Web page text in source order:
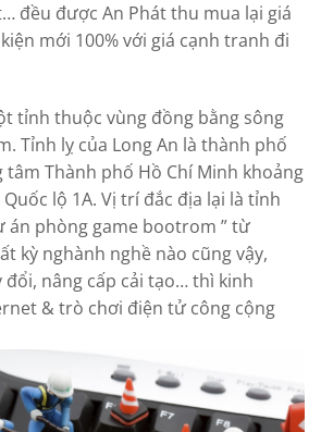
đều được An Phát thu mua lại giá
mới 100% với giá cạnh tranh đi
tỉnh thuộc vùng đồng bằng sông
Tỉnh lỵ của Long An là thành phố
tâm Thành phố Hồ Chí Minh khoảng
lộ 1A. Vị trí đắc địa lại là tỉnh
phòng game bootrom ” từ
kỳ nghành nghề nào cũng vậy,
nâng cấp cải tạo… thì kinh
& trò chơi điện tử công cộng